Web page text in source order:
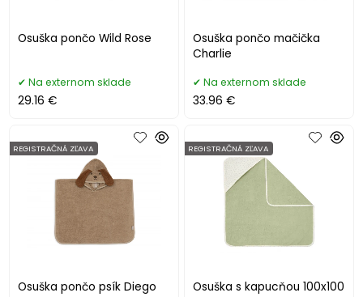
Osuška pončo Wild Rose
Na externom sklade
29.16 €
Osuška pončo mačička
Charlie
Na externom sklade
33.96 €
Osuška pončo psík Diego
REGISTRAČNÁ ZĽAVA
Osuška s kapucňou 100x100
REGISTRAČNÁ ZĽAVA